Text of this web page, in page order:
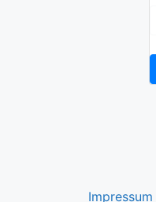
Impressum